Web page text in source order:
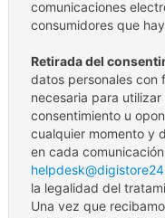
comunicaciones
consumidores que
Retirada del
datos personales con
necesaria para
consentimiento u
cualquier momento y
en cada
la legalidad del
Una vez que